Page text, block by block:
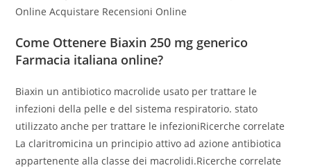
Online Acquistare Recensioni Online
Come Ottenere Biaxin 250 mg generico
Farmacia italiana online?
Biaxin un antibiotico macrolide usato per trattare le
infezioni della pelle e del sistema respiratorio. stato
utilizzato anche per trattare le infezioniRicerche correlate
La claritromicina un principio attivo ad azione antibiotica
appartenente alla classe dei macrolidi.Ricerche correlate